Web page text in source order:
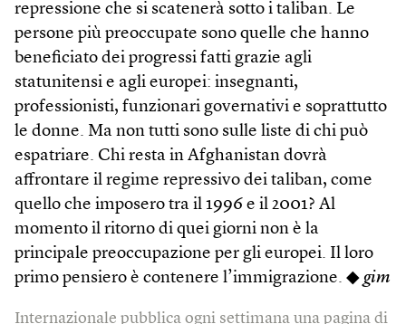
repressione che si scatenerà sotto i taliban. Le
persone più preoccupate sono quelle che hanno
beneficiato dei progressi fatti grazie agli
statunitensi e agli europei: insegnanti,
professionisti, funzionari governativi e soprattutto
le donne. Ma non tutti sono sulle liste di chi può
espatriare. Chi resta in Afghanistan dovrà
affrontare il regime repressivo dei taliban, come
quello che imposero tra il 1996 e il 2001? Al
momento il ritorno di quei giorni non è la
principale preoccupazione per gli europei. Il loro
primo pensiero è contenere l’immigrazione. ◆ gim
Internazionale pubblica ogni settimana una pagina di